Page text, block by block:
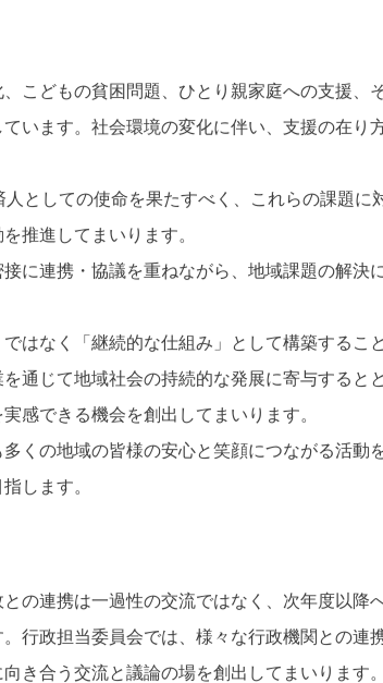
こどもの貧困問題、ひとり親家庭への支援、
います。社会環境の変化に伴い、支援の在り
としての使命を果たすべく、これらの課題に
推進してまいります。
に連携・協議を重ねながら、地域課題の解決
はなく「継続的な仕組み」として構築するこ
通じて地域社会の持続的な発展に寄与すると
感できる機会を創出してまいります。
くの地域の皆様の安心と笑顔につながる活動
します。
の連携は一過性の交流ではなく、次年度以降
行政担当委員会では、様々な行政機関との連
き合う交流と議論の場を創出してまいります。